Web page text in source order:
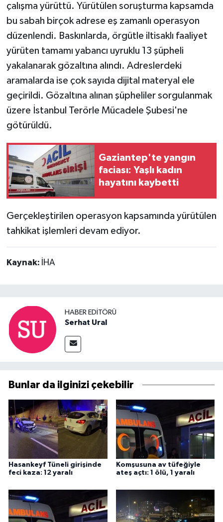
çalışma yürüttü. Yürütülen soruşturma kapsamda
bu sabah birçok adrese eş zamanlı operasyon
düzenlendi. Baskınlarda, örgütle iltisaklı faaliyet
yürüten tamamı yabancı uyruklu 13 şüpheli
yakalanarak gözaltına alındı. Adreslerdeki
aramalarda ise çok sayıda dijital materyal ele
geçirildi. Gözaltına alınan şüpheliler sorgulanmak
üzere İstanbul Terörle Mücadele Şubesi'ne
götürüldü.
Gaziantep'te yangın
faciası: Yaşlı kadın
hayatını kaybetti
Gerçekleştirilen operasyon kapsamında yürütülen
tahkikat işlemleri devam ediyor.
Kaynak: İHA
HABER EDITÖRÜ
Serhat Ural
Bunlar da ilginizi çekebilir
Hasankeyf Tüneli girişinde
feci kaza: 12 yaralı
Komşusuna av tüfeğiyle
ateş açtı: 1 ölü, 1 yaralı